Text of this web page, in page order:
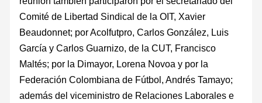
Comité de Libertad Sindical de la OIT, Xavier
Beaudonnet; por Acolfutpro, Carlos González, Luis
García y Carlos Guarnizo, de la CUT, Francisco
Maltés; por la Dimayor, Lorena Novoa y por la
Federación Colombiana de Fútbol, Andrés Tamayo;
además del viceministro de Relaciones Laborales e